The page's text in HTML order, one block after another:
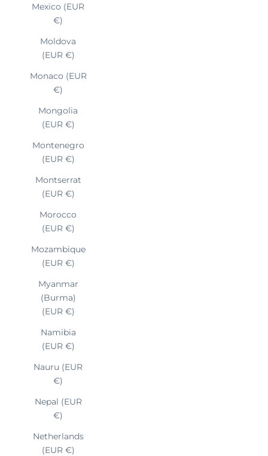
Mexico (EUR
€)
Moldova
(EUR €)
Monaco (EUR
€)
Mongolia
(EUR €)
Montenegro
(EUR €)
Montserrat
(EUR €)
Morocco
(EUR €)
Mozambique
(EUR €)
Myanmar
(Burma)
(EUR €)
Namibia
(EUR €)
Nauru (EUR
€)
Nepal (EUR
€)
Netherlands
(EUR €)